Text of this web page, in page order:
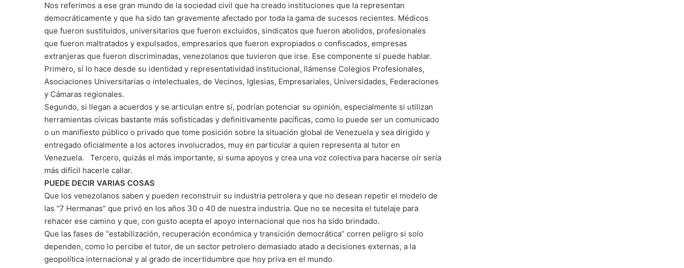
Nos referimos a ese gran mundo de la sociedad civil que ha creado instituciones que la representan
democráticamente y que ha sido tan gravemente afectado por toda la gama de sucesos recientes. Médicos
que fueron sustituidos, universitarios que fueron excluidos, sindicatos que fueron abolidos, profesionales
que fueron maltratados y expulsados, empresarios que fueron expropiados o confiscados, empresas
extranjeras que fueron discriminadas, venezolanos que tuvieron que irse. Ese componente sí puede hablar.
Primero, sí lo hace desde su identidad y representatividad institucional, llámense Colegios Profesionales,
Asociaciones Universitarias o intelectuales, de Vecinos, Iglesias, Empresariales, Universidades, Federaciones
y Cámaras regionales.
Segundo, si llegan a acuerdos y se articulan entre sí, podrían potenciar su opinión, especialmente si utilizan
herramientas cívicas bastante más sofisticadas y definitivamente pacíficas, como lo puede ser un comunicado
o un manifiesto público o privado que tome posición sobre la situación global de Venezuela y sea dirigido y
entregado oficialmente a los actores involucrados, muy en particular a quien representa al tutor en
Venezuela. Tercero, quizás el más importante, si suma apoyos y crea una voz colectiva para hacerse oír sería
más difícil hacerle callar.
PUEDE DECIR VARIAS COSAS
Que los venezolanos saben y pueden reconstruir su industria petrolera y que no desean repetir el modelo de
las “7 Hermanas” que privó en los años 30 o 40 de nuestra industria. Que no se necesita el tutelaje para
rehacer ese camino y que, con gusto acepta el apoyo internacional que nos ha sido brindado.
Que las fases de “estabilización, recuperación económica y transición democrática” corren peligro si solo
dependen, como lo percibe el tutor, de un sector petrolero demasiado atado a decisiones externas, a la
geopolítica internacional y al grado de incertidumbre que hoy priva en el mundo.